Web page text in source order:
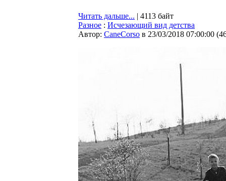
Читать дальше... | 4113 байт
Разное : Исчезающий вид детства
Автор: CaneCorso в 23/03/2018 07:00:00 (